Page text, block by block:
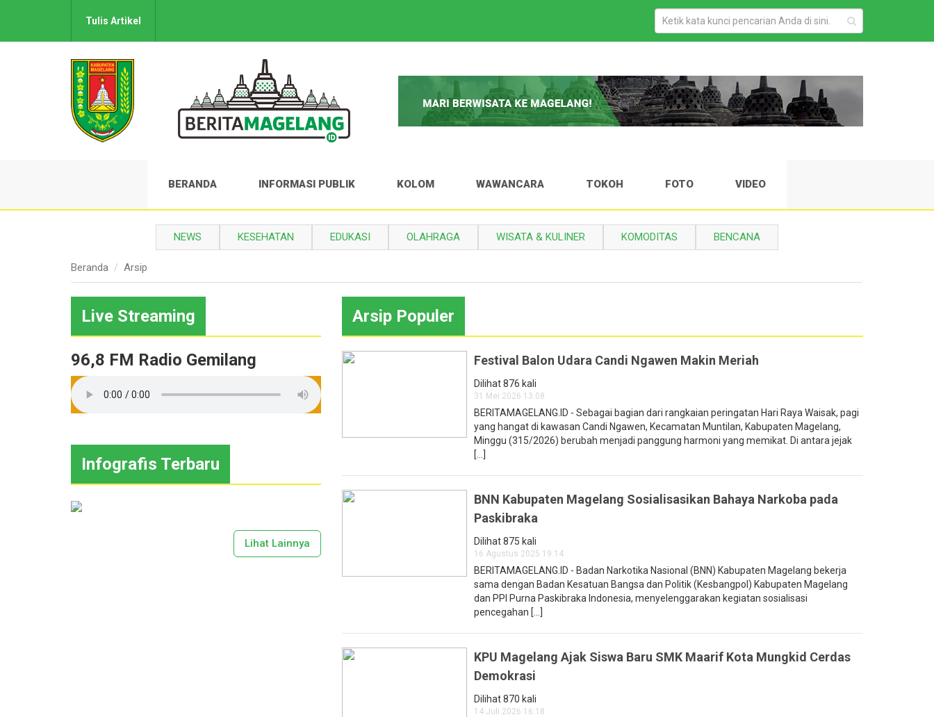
Tulis Artikel
BERANDA INFORMASI PUBLIK KOLOM WAWANCARA TOKOH FOTO VIDEO
NEWS KESEHATAN EDUKASI OLAHRAGA WISATA & KULINER KOMODITAS BENCANA
Beranda Arsip
Live Streaming
96,8 FM Radio Gemilang
Infografis Terbaru
Lihat Lainnya
Arsip Populer
Festival Balon Udara Candi Ngawen Makin Meriah
Dilihat 876 kali
31 Mei 2026 13:08
BERITAMAGELANG.ID - Sebagai bagian dari rangkaian peringatan Hari Raya Waisak, pagi
yang hangat di kawasan Candi Ngawen, Kecamatan Muntilan, Kabupaten Magelang,
Minggu (315/2026) berubah menjadi panggung harmoni yang memikat. Di antara jejak
[...]
BNN Kabupaten Magelang Sosialisasikan Bahaya Narkoba pada
Paskibraka
Dilihat 875 kali
16 Agustus 2025 19:14
BERITAMAGELANG.ID - Badan Narkotika Nasional (BNN) Kabupaten Magelang bekerja
sama dengan Badan Kesatuan Bangsa dan Politik (Kesbangpol) Kabupaten Magelang
dan PPI Purna Paskibraka Indonesia, menyelenggarakan kegiatan sosialisasi
pencegahan [...]
KPU Magelang Ajak Siswa Baru SMK Maarif Kota Mungkid Cerdas
Demokrasi
Dilihat 870 kali
14 Juli 2026 16:18